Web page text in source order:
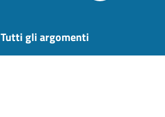
Tutti gli argomenti